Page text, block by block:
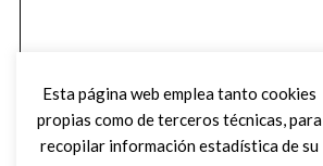
Esta página web emplea tanto cookies
propias como de terceros técnicas, para
recopilar información estadística de su